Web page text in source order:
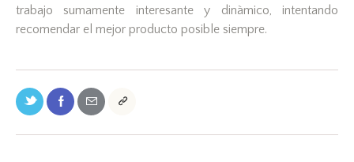
trabajo sumamente interesante y dinàmico, intentando
recomendar el mejor producto posible siempre.